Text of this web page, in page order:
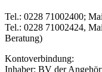
Tel.: 0228 71002400;
Tel.: 0228 71002424,
Beratung)
Kontoverbindung:
Inhaber: BV der